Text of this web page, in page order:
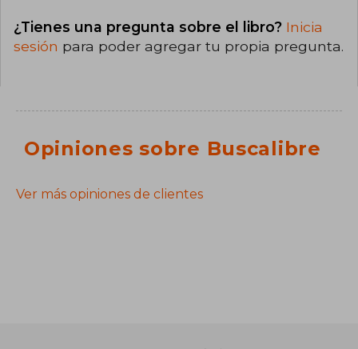
¿Tienes una pregunta sobre el libro? Inicia
sesión para poder agregar tu propia pregunta.
Opiniones sobre Buscalibre
Ver más opiniones de clientes